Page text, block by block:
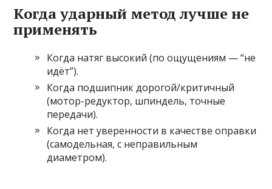
Когда ударный метод лучше не
применять
Когда натяг высокий (по ощущениям — “не
идёт”).
Когда подшипник дорогой/критичный
(мотор-редуктор, шпиндель, точные
передачи).
Когда нет уверенности в качестве оправки
(самодельная, с неправильным
диаметром).